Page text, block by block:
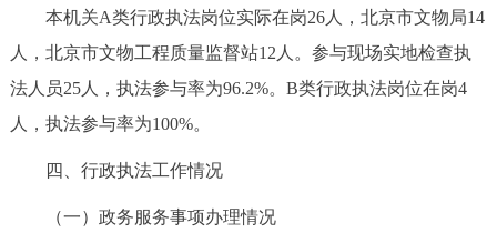
本机关A类行政执法岗位实际在岗26人，北京市文物局14
人，北京市文物工程质量监督站12人。参与现场实地检查执
法人员25人，执法参与率为96.2%。B类行政执法岗位在岗4
人，执法参与率为100%。
四、行政执法工作情况
（一）政务服务事项办理情况